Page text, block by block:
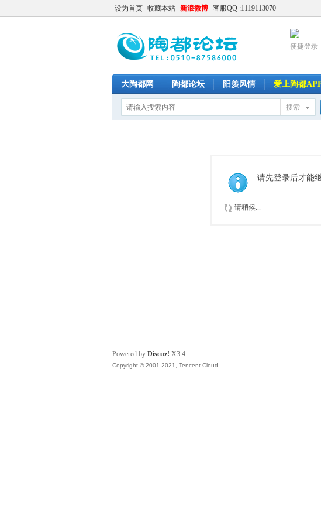
设为首页 收藏本站 新浪微博 客服QQ :1119113070
便捷登录
大陶都网 陶都论坛 阳羡风情 爱上陶都
搜索
请先登录后才能
请稍候...
Powered by Discuz! X3.4
Copyright © 2001-2021, Tencent Cloud.